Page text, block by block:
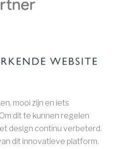
mooi zijn en iets
dit te kunnen regelen
design continu verbeterd.
dit innovatieve platform.